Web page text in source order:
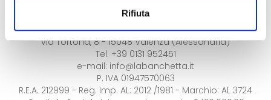
Rifiuta
LA BANCHETTA SRL - Operatori Professionali in Oro
via Tortona, 8 - 15048 Valenza (Alessandria)
Tel. +39 0131 952451
e-mail: info@labanchetta.it
P. IVA 01947570063
R.E.A. 212999 - Reg. Imp. AL: 2012 /1981 - Marchio: AL 3724